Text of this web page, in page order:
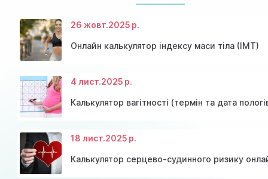
26 жовт.2025 р.
Онлайн калькулятор індексу маси тіла (ІМТ)
4 лист.2025 р.
Калькулятор вагітності (термін та дата
18 лист.2025 р.
Калькулятор серцево-судинного ризику